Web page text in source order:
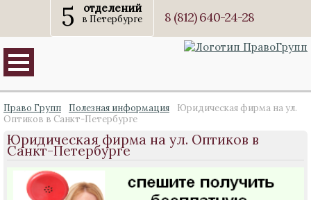
5 отделений
в Петербурге 8 (812) 640-24-28
Право Групп Полезная информация
Юридическая фирма на ул.
Оптиков в Санкт-Петербурге
Юридическая фирма на ул. Оптиков в
Санкт-Петербурге